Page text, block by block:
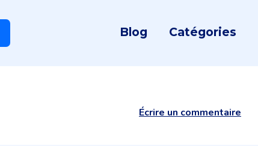
Blog Catégories
Écrire un commentaire